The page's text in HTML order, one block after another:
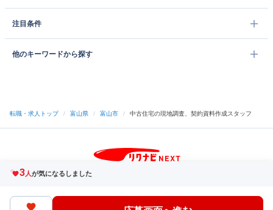
注目条件
他のキーワードから探す
3人が気になるしました
転職・求人トップ / 富山県 / 富山市 / 中古住宅の現地調査、契約資料作成スタッフ
中途採用をご検討の企業様
ヘルプ・お問い合わせ